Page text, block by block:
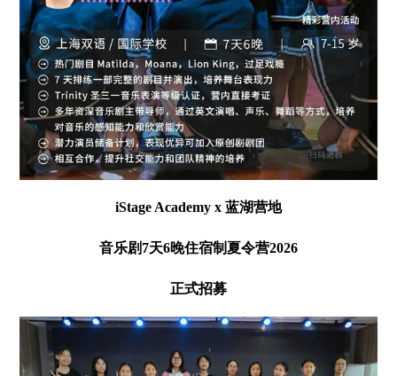
iStage Academy x 蓝湖营地
音乐剧7天6晚住宿制夏令营2026
正式招募